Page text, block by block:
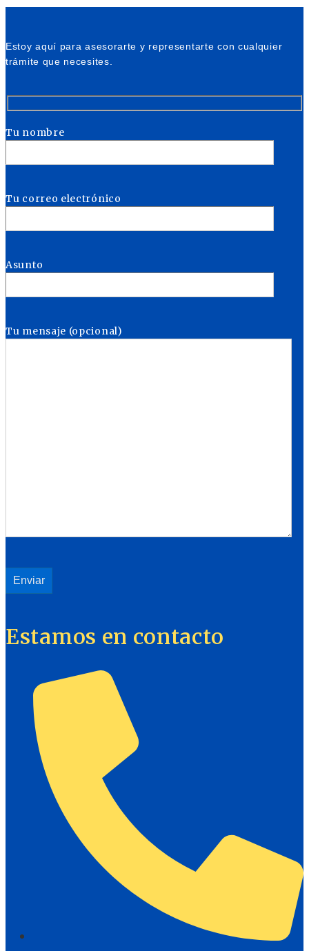
Estoy aquí para asesorarte y representarte con cualquier
trámite que necesites.
Tu nombre
Tu correo electrónico
Asunto
Tu mensaje (opcional)
Estamos en contacto